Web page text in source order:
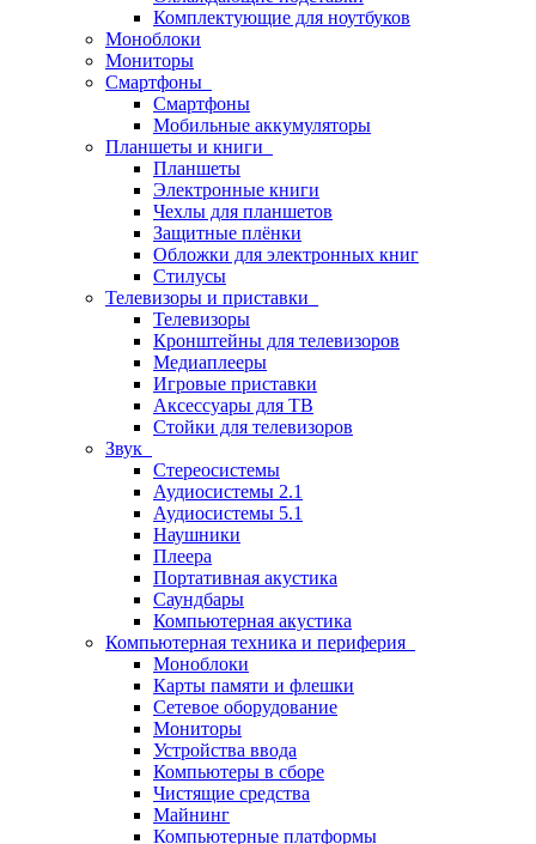
Комплектующие для ноутбуков
Моноблоки
Мониторы
Смартфоны
Смартфоны
Мобильные аккумуляторы
Планшеты и книги
Планшеты
Электронные книги
Чехлы для планшетов
Защитные плёнки
Обложки для электронных книг
Стилусы
Телевизоры и приставки
Телевизоры
Кронштейны для телевизоров
Медиаплееры
Игровые приставки
Аксессуары для ТВ
Стойки для телевизоров
Звук
Стереосистемы
Аудиосистемы 2.1
Аудиосистемы 5.1
Наушники
Плеера
Портативная акустика
Саундбары
Компьютерная акустика
Компьютерная техника и периферия
Моноблоки
Карты памяти и флешки
Сетевое оборудование
Мониторы
Устройства ввода
Компьютеры в сборе
Чистящие средства
Майнинг
Компьютерные платформы